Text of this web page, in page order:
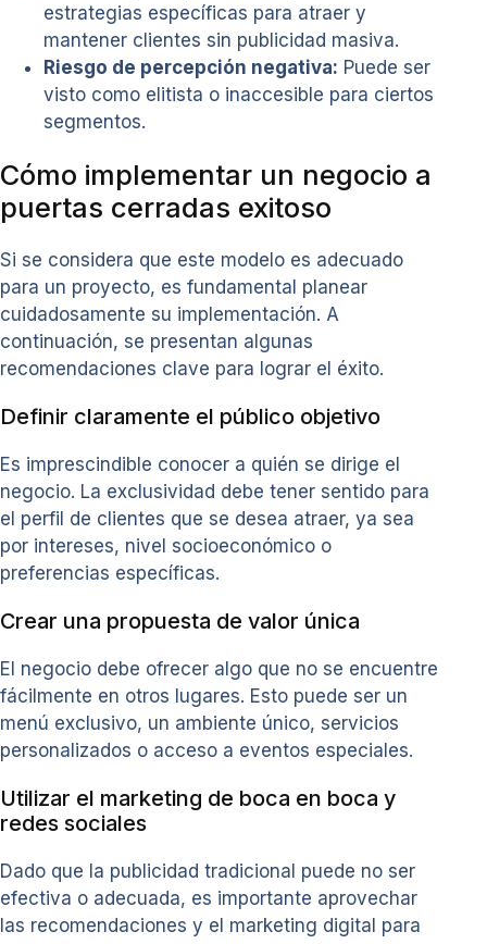
estrategias específicas para atraer y
mantener clientes sin publicidad masiva.
Riesgo de percepción negativa: Puede ser
visto como elitista o inaccesible para ciertos
segmentos.
Cómo implementar un negocio a
puertas cerradas exitoso
Si se considera que este modelo es adecuado
para un proyecto, es fundamental planear
cuidadosamente su implementación. A
continuación, se presentan algunas
recomendaciones clave para lograr el éxito.
Definir claramente el público objetivo
Es imprescindible conocer a quién se dirige el
negocio. La exclusividad debe tener sentido para
el perfil de clientes que se desea atraer, ya sea
por intereses, nivel socioeconómico o
preferencias específicas.
Crear una propuesta de valor única
El negocio debe ofrecer algo que no se encuentre
fácilmente en otros lugares. Esto puede ser un
menú exclusivo, un ambiente único, servicios
personalizados o acceso a eventos especiales.
Utilizar el marketing de boca en boca y
redes sociales
Dado que la publicidad tradicional puede no ser
efectiva o adecuada, es importante aprovechar
las recomendaciones y el marketing digital para